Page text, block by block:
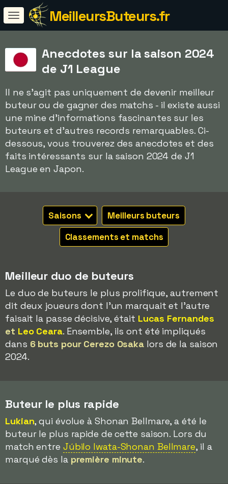
MeilleursButeurs.fr
Anecdotes sur la saison 2024
de J1 League
Il ne s'agit pas uniquement de devenir meilleur
buteur ou de gagner des matchs - il existe aussi
une mine d'informations fascinantes sur les
buteurs et d'autres records remarquables. Ci-
dessous, vous trouverez des anecdotes et des
faits intéressants sur la saison 2024 de J1
League en Japon.
Saisons
Meilleurs buteurs
Classements et matchs
Meilleur duo de buteurs
Le duo de buteurs le plus prolifique, autrement
dit deux joueurs dont l'un marquait et l'autre
faisait la passe décisive, était Lucas Fernandes
et Leo Ceara. Ensemble, ils ont été impliqués
dans 6 buts pour Cerezo Osaka lors de la saison
2024.
Buteur le plus rapide
Lukian, qui évolue à Shonan Bellmare, a été le
buteur le plus rapide de cette saison. Lors du
match entre Júbilo Iwata-Shonan Bellmare, il a
marqué dès la première minute.